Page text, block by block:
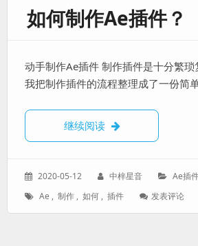
Ae
插
同
版
动
题
如何制作Ae插件？
动手制作Ae插件 制作插件是十分繁琐
我把制作插件的流程整理成了一份简
继续阅读 如何制作Ae插件？
发
于：
2020-05-12
作
中梓星音
分
Ae插
标
Ae , 制作 , 如何 , 插件 发表评论: 如